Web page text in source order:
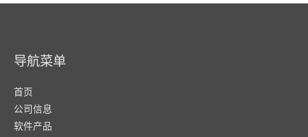
导航菜单
首页
公司信息
软件产品